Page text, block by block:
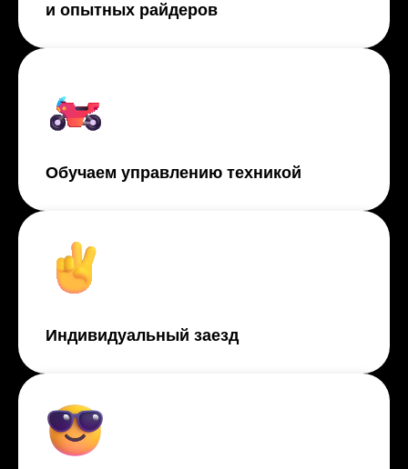
и опытных райдеров
Обучаем управлению техникой
Индивидуальный заезд